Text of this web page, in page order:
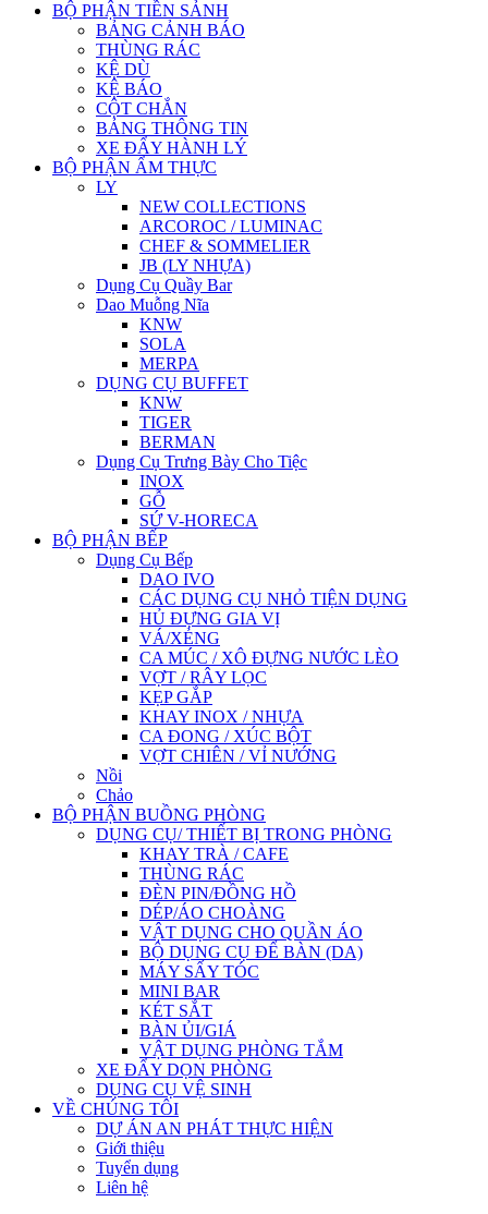
BỘ PHẬN TIỀN SẢNH
BẢNG CẢNH BÁO
THÙNG RÁC
KỆ DÙ
KỆ BÁO
CỘT CHẮN
BẢNG THÔNG TIN
XE ĐẨY HÀNH LÝ
BỘ PHẬN ẨM THỰC
LY
NEW COLLECTIONS
ARCOROC / LUMINAC
CHEF & SOMMELIER
JB (LY NHỰA)
Dụng Cụ Quầy Bar
Dao Muỗng Nĩa
KNW
SOLA
MERPA
DỤNG CỤ BUFFET
KNW
TIGER
BERMAN
Dụng Cụ Trưng Bày Cho Tiệc
INOX
GỖ
SỨ V-HORECA
BỘ PHẬN BẾP
Dụng Cụ Bếp
DAO IVO
CÁC DỤNG CỤ NHỎ TIỆN DỤNG
HỦ ĐỰNG GIA VỊ
VÁ/XẺNG
CA MÚC / XÔ ĐỰNG NƯỚC LÈO
VỢT / RÂY LỌC
KẸP GẮP
KHAY INOX / NHỰA
CA ĐONG / XÚC BỘT
VỢT CHIÊN / VỈ NƯỚNG
Nồi
Chảo
BỘ PHẬN BUỒNG PHÒNG
DỤNG CỤ/ THIẾT BỊ TRONG PHÒNG
KHAY TRÀ / CAFE
THÙNG RÁC
ĐÈN PIN/ĐỒNG HỒ
DÉP/ÁO CHOÀNG
VẬT DỤNG CHO QUẦN ÁO
BỘ DỤNG CỤ ĐỂ BÀN (DA)
MÁY SẤY TÓC
MINI BAR
KÉT SẮT
BÀN ỦI/GIÁ
VẬT DỤNG PHÒNG TẮM
XE ĐẨY DỌN PHÒNG
DỤNG CỤ VỆ SINH
VỀ CHÚNG TÔI
DỰ ÁN AN PHÁT THỰC HIỆN
Giới thiệu
Tuyển dụng
Liên hệ